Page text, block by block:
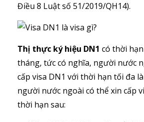
Điều 8 Luật số 51/2019/QH14).
Thị thực ký hiệu DN1 có thời
tháng, tức có nghĩa, người nước
cấp visa DN1 với thời hạn tối đa
người nước ngoài có thể xin cấp
thời hạn sau: